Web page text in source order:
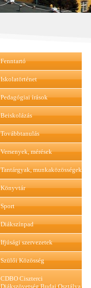
Fenntartó
Iskolatörténet
Pedagógiai írások
Beiskolázás
Továbbtanulás
Versenyek, mérések
Tantárgyak, munkaközösségek
Könyvtár
Sport
Diákszínpad
Ifjúsági szervezetek
Szülői Közösség
CDBO Ciszterci
Diákszövetség Budai Osztálya